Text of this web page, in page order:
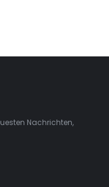
Nachrichten,